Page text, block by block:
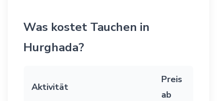
Was kostet Tauchen in
Hurghada?
Aktivität
Preis
ab